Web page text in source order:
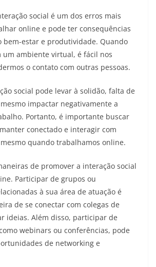
social é um dos erros mais
online e pode ter consequências
bem-estar e produtividade. Quando
um ambiente virtual, é fácil nos
o contato com outras pessoas.
social pode levar à solidão, falta de
impactar negativamente a
Portanto, é importante buscar
conectado e interagir com
quando trabalhamos online.
de promover a interação social
Participar de grupos ou
à sua área de atuação é
de se conectar com colegas de
ideias. Além disso, participar de
webinars ou conferências, pode
de networking e